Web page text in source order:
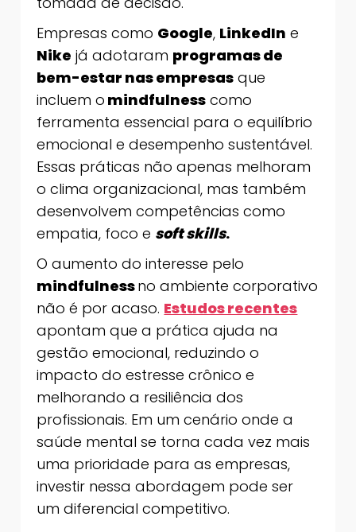
Empresas como Google, LinkedIn e
Nike já adotaram programas de
bem-estar nas empresas que
incluem o mindfulness como
ferramenta essencial para o equilíbrio
emocional e desempenho sustentável.
Essas práticas não apenas melhoram
o clima organizacional, mas também
desenvolvem competências como
empatia, foco e soft skills.
O aumento do interesse pelo
mindfulnessno ambiente corporativo
não é por acaso. Estudos recentes
apontam que a prática ajuda na
gestão emocional, reduzindo o
impacto do estresse crônico e
melhorando a resiliência dos
profissionais. Em um cenário onde a
saúde mental se torna cada vez mais
uma prioridade para as empresas,
investir nessa abordagem pode ser
um diferencial competitivo.